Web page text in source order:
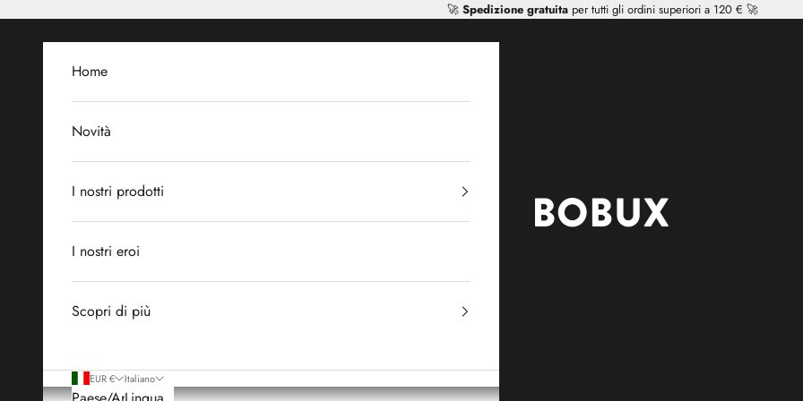
🚀 Spedizione gratuitaper tutti gli ordini superiori a 120 € 🚀
Mr Tiggle - Distributor
Home
Novità
I nostri prodotti
I nostri eroi
Scopri di più
EUR € Italiano